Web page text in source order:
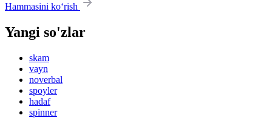
Hammasini ko‘rish
Yangi so'zlar
skam
vayn
noverbal
spoyler
hadaf
spinner